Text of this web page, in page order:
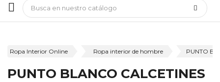
Ropa Interior Online Ropa interior de hombre PUNTO
PUNTO BLANCO CALCETINES